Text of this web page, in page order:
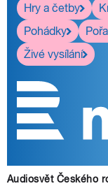
Hry a četby
Pohádky
Živé vysílání
Audiosvět Českého